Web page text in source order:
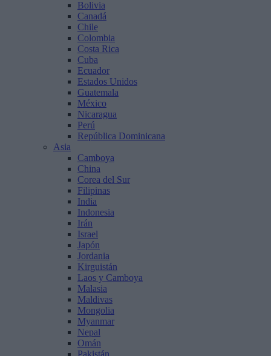
Bolivia
Canadá
Chile
Colombia
Costa Rica
Cuba
Ecuador
Estados Unidos
Guatemala
México
Nicaragua
Perú
República Dominicana
Asia
Camboya
China
Corea del Sur
Filipinas
India
Indonesia
Irán
Israel
Japón
Jordania
Kirguistán
Laos y Camboya
Malasia
Maldivas
Mongolia
Myanmar
Nepal
Omán
Pakistán